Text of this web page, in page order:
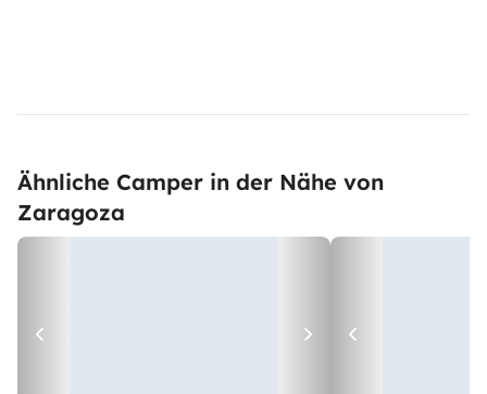
Ähnliche Camper in der Nähe von
Zaragoza